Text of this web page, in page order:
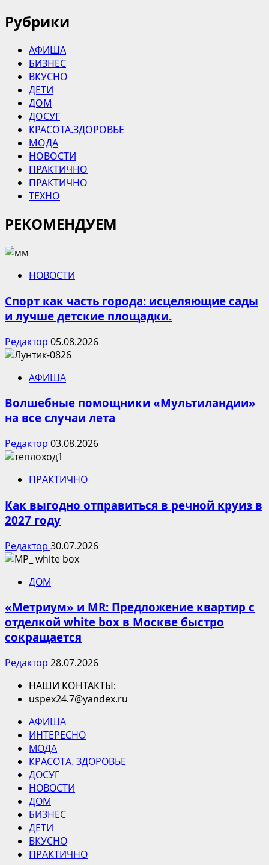
Рубрики
АФИША
БИЗНЕС
ВКУСНО
ДЕТИ
ДОМ
ДОСУГ
КРАСОТА.ЗДОРОВЬЕ
МОДА
НОВОСТИ
ПРАКТИЧНО
ПРАКТИЧНО
ТЕХНО
РЕКОМЕНДУЕМ
НОВОСТИ
Спорт как часть города: исцеляющие сады
и лучше детские площадки.
Редактор 05.08.2026
АФИША
Волшебные помощники «Мультиландии»
на все случаи лета
Редактор 03.08.2026
ПРАКТИЧНО
Как выгодно отправиться в речной круиз в
2027 году
Редактор 30.07.2026
ДОМ
«Метриум» и MR: Предложение квартир с
отделкой white box в Москве быстро
сокращается
Редактор 28.07.2026
НАШИ КОНТАКТЫ:
uspex24.7@yandex.ru
АФИША
ИНТЕРЕСНО
МОДА
КРАСОТА. ЗДОРОВЬЕ
ДОСУГ
НОВОСТИ
ДОМ
БИЗНЕС
ДЕТИ
ВКУСНО
ПРАКТИЧНО